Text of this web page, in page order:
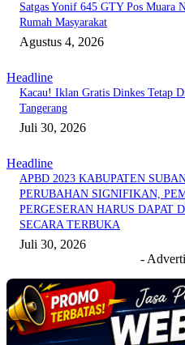
Satgas Yonif 645 GTY Pos Muara
Rumah Masyarakat
Agustus 4, 2026
Headline
Kacau! Iklan Gratis Dinkes Tetap
Tangerang
Juli 30, 2026
Headline
APBD 2023 KABUPATEN
PERUBAHAN SIGNIFIKAN,
PERGESERAN HARUS DAPAT
SECARA TERBUKA
Juli 30, 2026
-